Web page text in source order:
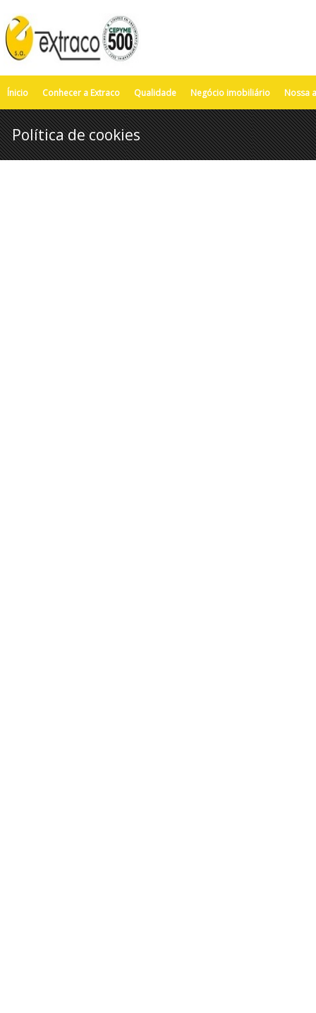
Ínicio Conhecer a Extraco Qualidade Negócio imobiliário Nossa
Política de cookies